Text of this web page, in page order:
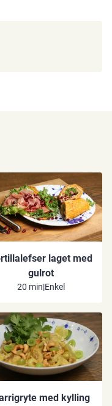
laget med
gulrot
20 min|Enkel
med kylling